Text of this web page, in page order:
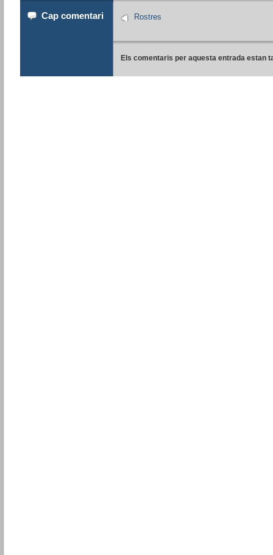
Cap comentari Rostres
Els comentaris per aquesta entrada estan